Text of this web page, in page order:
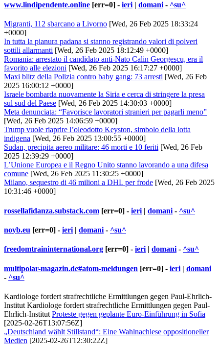
www.lindipendente.online [err=0] - ieri | domani - ^su^
Migranti, 112 sbarcano a Livorno [Wed, 26 Feb 2025 18:33:24
+0000]
In tutta la pianura padana si stanno registrando valori di polveri
sottili allarmanti [Wed, 26 Feb 2025 18:12:49 +0000]
Romania: arrestato il candidato anti-Nato Calin Georgescu, era il
favorito alle elezioni [Wed, 26 Feb 2025 16:17:27 +0000]
Maxi blitz della Polizia contro baby gang: 73 arresti [Wed, 26 Feb
2025 16:00:12 +0000]
Israele bombarda nuovamente la Siria e cerca di stringere la presa
sul sud del Paese [Wed, 26 Feb 2025 14:30:03 +0000]
Meta denunciata: “Favorisce lavoratori stranieri per pagarli meno”
[Wed, 26 Feb 2025 14:06:59 +0000]
Trump vuole riaprire l’oleodotto Keyston, simbolo della lotta
indigena [Wed, 26 Feb 2025 13:00:55 +0000]
Sudan, precipita aereo militare: 46 morti e 10 feriti [Wed, 26 Feb
2025 12:39:29 +0000]
L’Unione Europea e il Regno Unito stanno lavorando a una difesa
comune [Wed, 26 Feb 2025 11:30:25 +0000]
Milano, sequestro di 46 milioni a DHL per frode [Wed, 26 Feb 2025
10:31:46 +0000]
rossellafidanza.substack.com [err=0] - ieri | domani - ^su^
noyb.eu [err=0] - ieri | domani - ^su^
freedomtraininternational.org [err=0] - ieri | domani - ^su^
multipolar-magazin.de#atom-meldungen [err=0] - ieri | domani
- ^su^
Kardiologe fordert strafrechtliche Ermittlungen gegen Paul-Ehrlich-
Institut Kardiologe fordert strafrechtliche Ermittlungen gegen Paul-
Ehrlich-Institut Proteste gegen geplante Euro-Einführung in Sofia
[2025-02-26T13:07:56Z]
„Deutschland wählt Stillstand“: Eine Wahlnachlese oppositioneller
Medien [2025-02-26T12:30:22Z]